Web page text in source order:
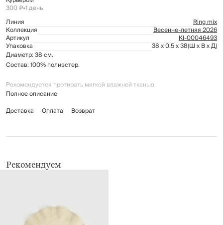
300 ₽•1 день
Линия
Ring mix
Коллекция Весенне-летняя 2026
Артикул Kl-00046493
Упаковка 38 x 0.5 x 38(Ш x В x Д)
Диаметр: 38 см.
Состав: 100% полиэстер.
Рекомендуется протирать мягкой влажной тканью.
Полное описание
Доставка
Оплата Возврат
Рекомендуем